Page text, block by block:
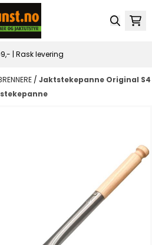
| Rask levering
/ Jaktstekepanne Original S4